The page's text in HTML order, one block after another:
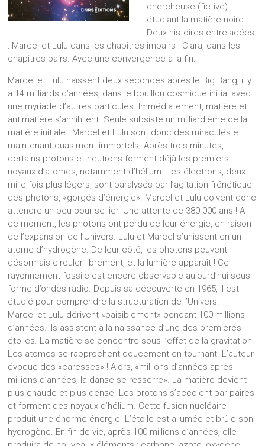
chercheuse (fictive)
étudiant la matière noire.
Deux histoires entrelacées
: Marcel et Lulu dans les chapitres impairs ; Clara, dans les
chapitres pairs. Avec une convergence à la fin.
Marcel et Lulu naissent deux secondes après le Big Bang, il y
a 14 milliards d’années, dans le bouillon cosmique initial avec
une myriade d’autres particules. Immédiatement, matière et
antimatière s’annihilent. Seule subsiste un milliardième de la
matière initiale ! Marcel et Lulu sont donc des miraculés et
maintenant quasiment immortels. Après trois minutes,
certains protons et neutrons forment déjà les premiers
noyaux d’atomes, notamment d’hélium. Les électrons, deux
mille fois plus légers, sont paralysés par l’agitation frénétique
des photons, «gorgés d’énergie». Marcel et Lulu doivent donc
attendre un peu pour se lier. Une attente de 380 000 ans ! A
ce moment, les photons ont perdu de leur énergie, en raison
de l’expansion de l’Univers. Lulu et Marcel s’unissent en un
atome d’hydrogène. De leur côté, les photons peuvent
désormais circuler librement, et la lumière apparaît ! Ce
rayonnement fossile est encore observable aujourd’hui sous
forme d’ondes radio. Depuis sa découverte en 1965, il est
étudié pour comprendre la structuration de l’Univers.
Marcel et Lulu dérivent «paisiblement» pendant 100 millions
d’années. Ils assistent à la naissance d’une des premières
étoiles. La matière se concentre sous l’effet de la gravitation.
Les atomes se rapprochent doucement en tournant. L’auteur
évoque des «caresses» ! Alors, «millions d’années après
millions d’années, la danse se resserre». La matière devient
plus chaude et plus dense. Les protons s’accolent par paires
et forment des noyaux d’hélium. Cette fusion nucléaire
produit une énorme énergie. L’étoile est allumée et brûle son
hydrogène. En fin de vie, après 100 millions d’années, elle